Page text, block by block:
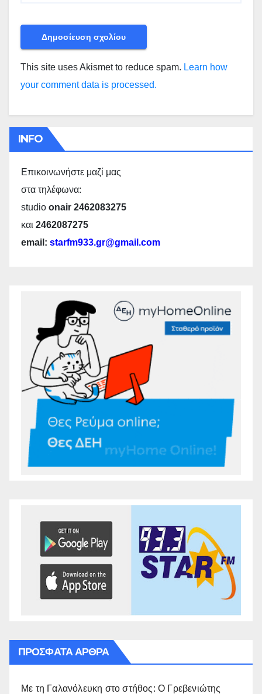
This site uses Akismet to reduce spam. Learn how
your comment data is processed.
INFO
Επικοινωνήστε μαζί μας
στα τηλέφωνα:
studio onair 2462083275
και 2462087275
email: starfm933.gr@gmail.com
ΠΡΌΣΦΑΤΑ ΆΡΘΡΑ
Με τη Γαλανόλευκη στο στήθος: Ο Γρεβενιώτης